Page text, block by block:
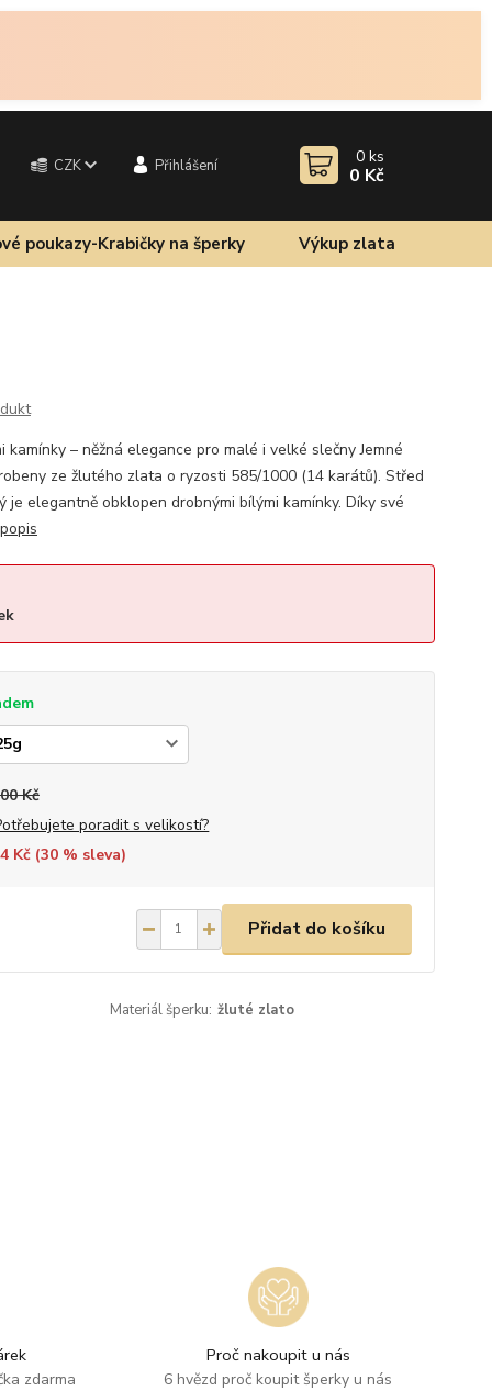
CZK Přihlášení 0 ks
0 Kč
poukazy-Krabičky na šperky Výkup zlata
– něžná elegance pro malé i velké slečny Jemné
ze žlutého zlata o ryzosti 585/1000 (14 karátů). Střed
je elegantně obklopen drobnými bílými kamínky. Díky své
Kč
poradit s velikostí?
Kč (30% sleva)
Přidat do košíku
Materiál šperku: žluté zlato
zdarma
Proč nakoupit u nás
6 hvězd proč koupit šperky u nás